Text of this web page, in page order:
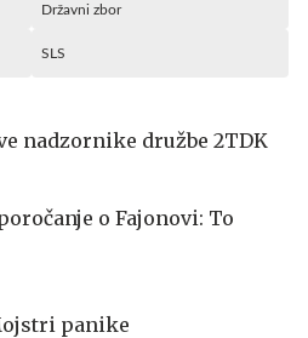
Državni zbor
SLS
nadzornike družbe 2TDK
o Fajonovi: To
panike